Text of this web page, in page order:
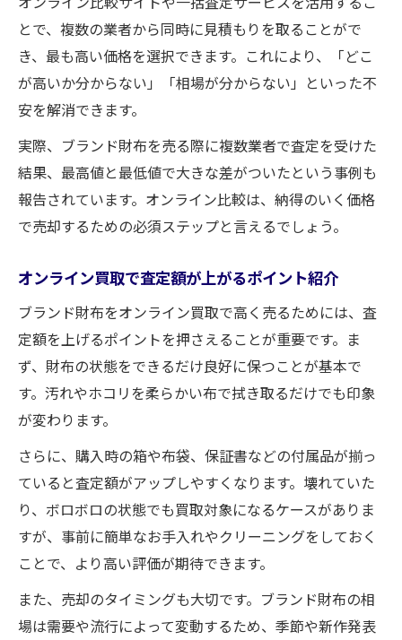
とで、複数の業者から同時に見積もりを取ることがで
き、最も高い価格を選択できます。これにより、「どこ
が高いか分からない」「相場が分からない」といった不
安を解消できます。
実際、ブランド財布を売る際に複数業者で査定を受けた
結果、最高値と最低値で大きな差がついたという事例も
報告されています。オンライン比較は、納得のいく価格
で売却するための必須ステップと言えるでしょう。
オンライン買取で査定額が上がるポイント紹介
ブランド財布をオンライン買取で高く売るためには、査
定額を上げるポイントを押さえることが重要です。ま
ず、財布の状態をできるだけ良好に保つことが基本で
す。汚れやホコリを柔らかい布で拭き取るだけでも印象
が変わります。
さらに、購入時の箱や布袋、保証書などの付属品が揃っ
ていると査定額がアップしやすくなります。壊れていた
り、ボロボロの状態でも買取対象になるケースがありま
すが、事前に簡単なお手入れやクリーニングをしておく
ことで、より高い評価が期待できます。
また、売却のタイミングも大切です。ブランド財布の相
場は需要や流行によって変動するため、季節や新作発表